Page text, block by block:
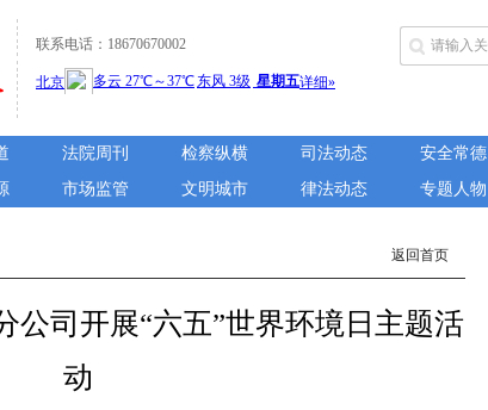
联系电话：18670670002
法院周刊 检察纵横 司法动态 安全常德
市场监管 文明城市 律法动态 专题人物
返回首页
公司开展“六五”世界环境日主题活
动